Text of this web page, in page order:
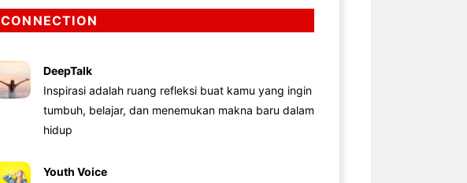
CONNECTION
DeepTalk
Inspirasi adalah ruang refleksi buat kamu yang ingin
tumbuh, belajar, dan menemukan makna baru dalam
hidup
Youth Voice